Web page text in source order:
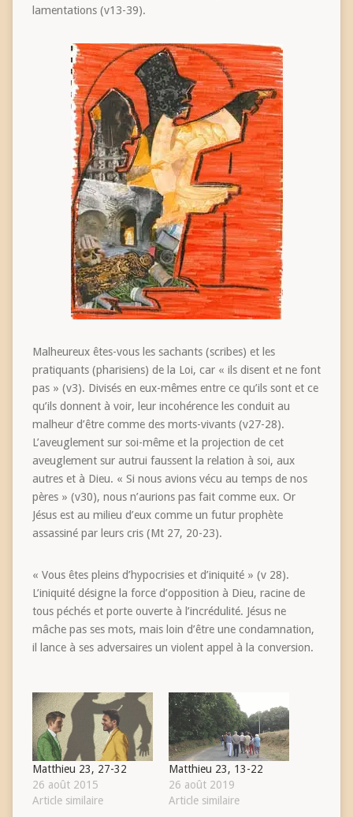
lamentations (v13-39).
Malheureux êtes-vous les sachants (scribes) et les
pratiquants (pharisiens) de la Loi, car « ils disent et ne font
pas » (v3). Divisés en eux-mêmes entre ce qu’ils sont et ce
qu’ils donnent à voir, leur incohérence les conduit au
malheur d’être comme des morts-vivants (v27-28).
L’aveuglement sur soi-même et la projection de cet
aveuglement sur autrui faussent la relation à soi, aux
autres et à Dieu. « Si nous avions vécu au temps de nos
pères » (v30), nous n’aurions pas fait comme eux. Or
Jésus est au milieu d’eux comme un futur prophète
assassiné par leurs cris (Mt 27, 20-23).
« Vous êtes pleins d’hypocrisies et d’iniquité » (v 28).
L’iniquité désigne la force d’opposition à Dieu, racine de
tous péchés et porte ouverte à l’incrédulité. Jésus ne
mâche pas ses mots, mais loin d’être une condamnation,
il lance à ses adversaires un violent appel à la conversion.
Matthieu 23, 27-32
26 août 2015
Article similaire
Matthieu 23, 13-22
26 août 2019
Article similaire